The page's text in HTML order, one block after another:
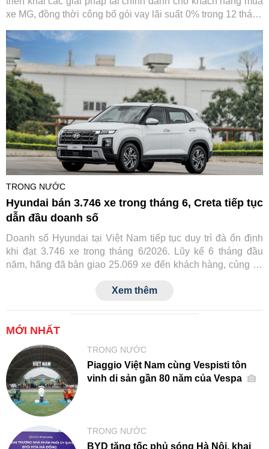
xe MG, đồng thời công bố gói vay lãi suất 0% trong 12 tháng
vừa đạt cột mốc 40.000 xe lăn bánh tại Việt Nam.
TRONG NƯỚC
Hyundai bán 3.746 xe trong tháng 6, Creta tiếp tục
dẫn đầu doanh số
Doanh số Hyundai tại Việt Nam tiếp tục duy trì đà ổn định
khi đạt 3.746 xe trong tháng 6/2026. Lũy kế 6 tháng đầu
năm, hãng đã bàn giao 25.069 xe đến khách hàng, củng cố
Xem thêm
MỚI NHẤT
TRONG NƯỚC
Piaggio Việt Nam cùng Vespisti tôn
vinh di sản gần 80 năm của Vespa
TRONG NƯỚC
BYD tăng tốc phủ sóng Hà Nội, khai